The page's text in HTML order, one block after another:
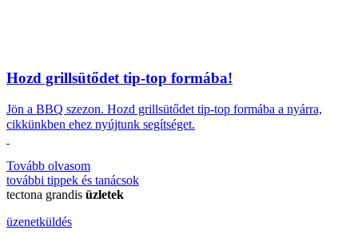
Hozd grillsütődet tip-top formába!
Jön a BBQ szezon. Hozd grillsütődet tip-top formába a nyárra,
cikkünkben ehez nyújtunk segítséget.
Tovább olvasom
további tippek és tanácsok
tectona grandis üzletek
üzenetküldés